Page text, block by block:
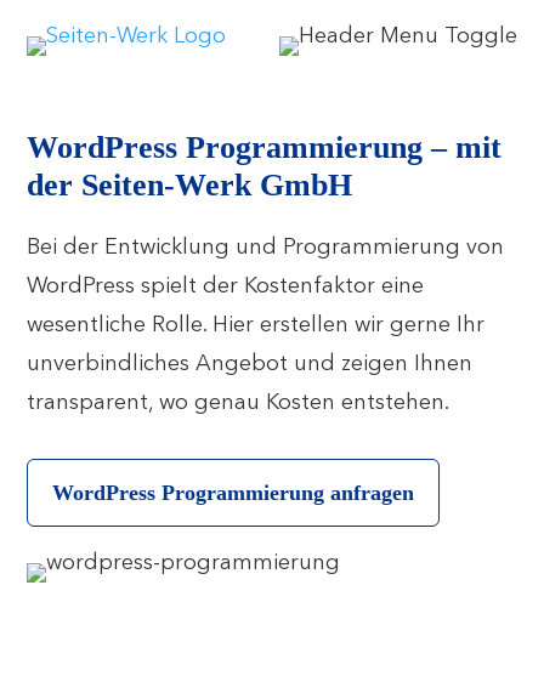
WordPress Programmierung – mit
der Seiten-Werk GmbH
Bei der Entwicklung und Programmierung von
WordPress spielt der Kostenfaktor eine
wesentliche Rolle. Hier erstellen wir gerne Ihr
unverbindliches Angebot und zeigen Ihnen
transparent, wo genau Kosten entstehen.
WordPress Programmierung anfragen